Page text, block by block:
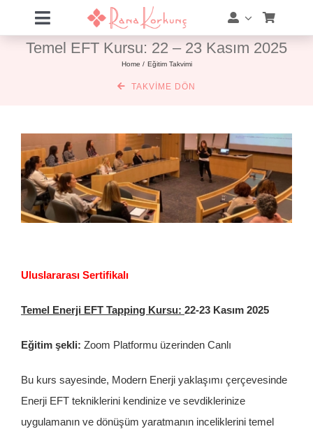
content
Toggle
Navigation
Hakkımda
Eğitim Takvimi
Mağaza
Temel EFT Kursu: 22 – 23 Kasım 2025
Home Eğitim Takvimi
TAKVIME DÖN
Uluslararası Sertifikalı
Temel Enerji EFT Tapping Kursu: 22-23 Kasım 2025
Eğitim şekli: Zoom Platformu üzerinden Canlı
Bu kurs sayesinde, Modern Enerji yaklaşımı çerçevesinde
Enerji EFT tekniklerini kendinize ve sevdiklerinize
uygulamanın ve dönüşüm yaratmanın inceliklerini temel